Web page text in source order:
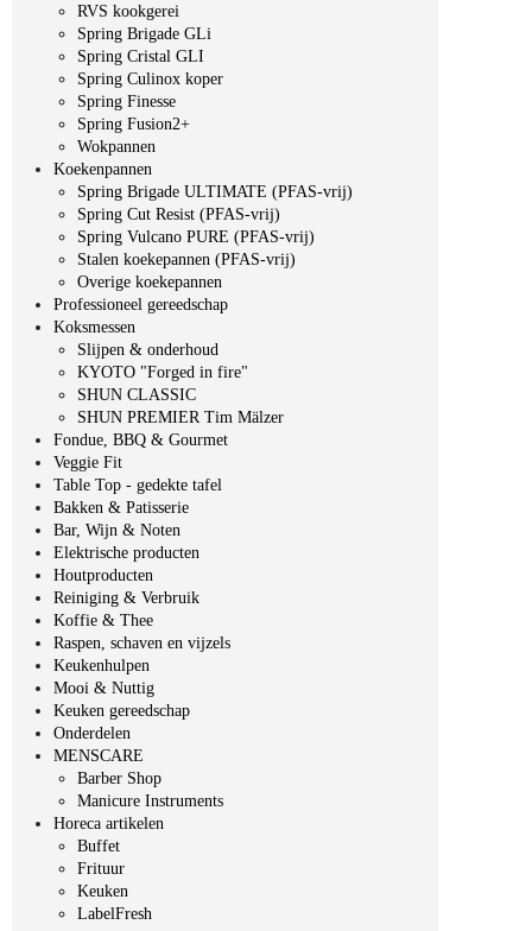
RVS kookgerei
Spring Brigade GLi
Spring Cristal GLI
Spring Culinox koper
Spring Finesse
Spring Fusion2+
Wokpannen
Koekenpannen
Spring Brigade ULTIMATE (PFAS-vrij)
Spring Cut Resist (PFAS-vrij)
Spring Vulcano PURE (PFAS-vrij)
Stalen koekepannen (PFAS-vrij)
Overige koekepannen
Professioneel gereedschap
Koksmessen
Slijpen & onderhoud
KYOTO "Forged in fire"
SHUN CLASSIC
SHUN PREMIER Tim Mälzer
Fondue, BBQ & Gourmet
Veggie Fit
Table Top - gedekte tafel
Bakken & Patisserie
Bar, Wijn & Noten
Elektrische producten
Houtproducten
Reiniging & Verbruik
Koffie & Thee
Raspen, schaven en vijzels
Keukenhulpen
Mooi & Nuttig
Keuken gereedschap
Onderdelen
MENSCARE
Barber Shop
Manicure Instruments
Horeca artikelen
Buffet
Frituur
Keuken
LabelFresh